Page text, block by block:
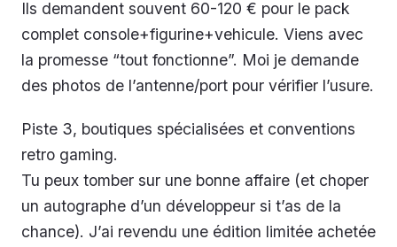
Ils demandent souvent 60-120 € pour le pack
complet console+figurine+vehicule. Viens avec
la promesse “tout fonctionne”. Moi je demande
des photos de l’antenne/port pour vérifier l’usure.
Piste 3, boutiques spécialisées et conventions
retro gaming.
Tu peux tomber sur une bonne affaire (et choper
un autographe d’un développeur si t’as de la
chance). J’ai revendu une édition limitée achetée